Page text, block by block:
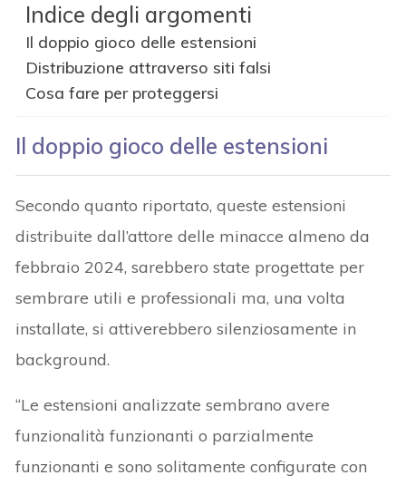
Indice degli argomenti
Il doppio gioco delle estensioni
Distribuzione attraverso siti falsi
Cosa fare per proteggersi
Il doppio gioco delle estensioni
Secondo quanto riportato, queste estensioni
distribuite dall’attore delle minacce almeno da
febbraio 2024, sarebbero state progettate per
sembrare utili e professionali ma, una volta
installate, si attiverebbero silenziosamente in
background.
“Le estensioni analizzate sembrano avere
funzionalità funzionanti o parzialmente
funzionanti e sono solitamente configurate con